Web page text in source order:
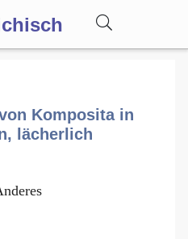
Komposita in
lächerlich